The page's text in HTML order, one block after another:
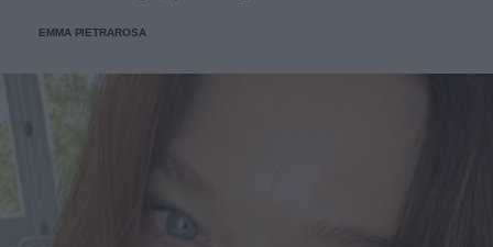
EMMA PIETRAROSA